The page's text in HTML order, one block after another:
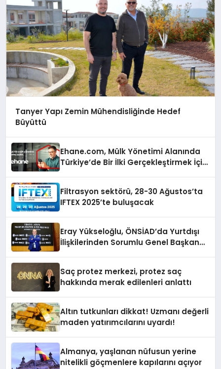
Tanyer Yapı Zemin Mühendisliğinde Hedef
Büyüttü
Ehane.com, Mülk Yönetimi Alanında
Türkiye’de Bir İlki Gerçekleştirmek İçin
Filtrasyon sektörü, 28-30 Ağustos’ta
IFTEX 2025’te buluşacak
Eray Yükseloğlu, ÖNSİAD’da Yurtdışı
İlişkilerinden Sorumlu Genel Başkan
Saç protez merkezi, protez saç
hakkında merak edilenleri anlattı
Altın tutkunları dikkat! Uzmanı değerli
maden yatırımcılarını uyardı!
Almanya, yaşlanan nüfusun yerine
nitelikli göçmenlere kapılarını açıyor